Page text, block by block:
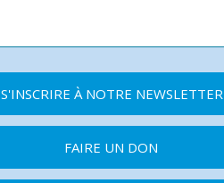
S'INSCRIRE À NOTRE NEWSLETTER
FAIRE UN DON